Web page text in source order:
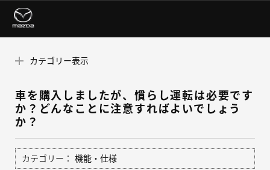
カテゴリー表示
車を購入しましたが、慣らし運転は必要です
か？どんなことに注意すればよいでしょう
か？
カテゴリー： 機能・仕様